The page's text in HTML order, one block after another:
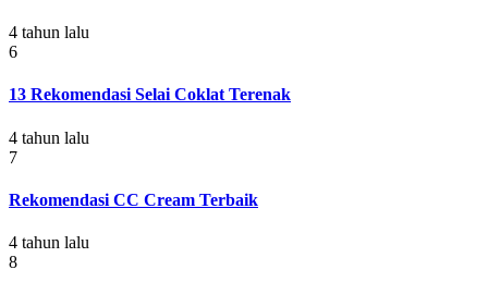
4 tahun lalu
6
13 Rekomendasi Selai Coklat Terenak
4 tahun lalu
7
Rekomendasi CC Cream Terbaik
4 tahun lalu
8